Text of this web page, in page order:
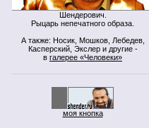
Шендерович.
Рыцарь непечатного образа.
А также: Носик, Мошков, Лебедев,
Касперский, Экслер и другие -
в галерее «Человеки»
моя кнопка